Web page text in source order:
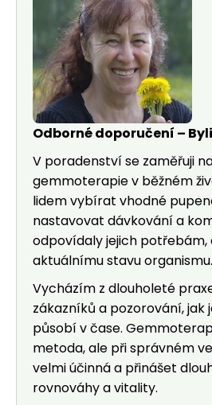
Odborné doporučení –
V poradenství se zaměřuji
gemmoterapie v běžném
lidem vybírat vhodné
nastavovat dávkování a
odpovídaly jejich potřebám,
aktuálnímu stavu organismu.
Vycházím z dlouholeté
zákazníků a pozorování, jak
působí v čase.
metoda, ale při správném
velmi účinná a přinášet
rovnováhy a vitality.